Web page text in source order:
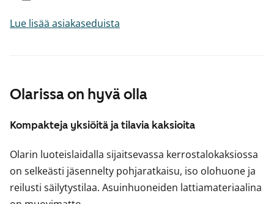
Olarissa on hyvä olla
Kompakteja yksiöitä ja tilavia kaksioita
Olarin luoteislaidalla sijaitsevassa kerrostalokaksiossa
on selkeästi jäsennelty pohjaratkaisu, iso olohuone ja
reilusti säilytystilaa. Asuinhuoneiden lattiamateriaalina
Lue lisää asiakaseduista